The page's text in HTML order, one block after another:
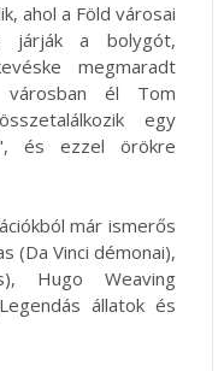
ahol a Föld városai
járják a bolygót,
megmaradt
él Tom
egy
és ezzel örökre
már ismerős
(Da Vinci démonai),
Hugo Weaving
állatok és